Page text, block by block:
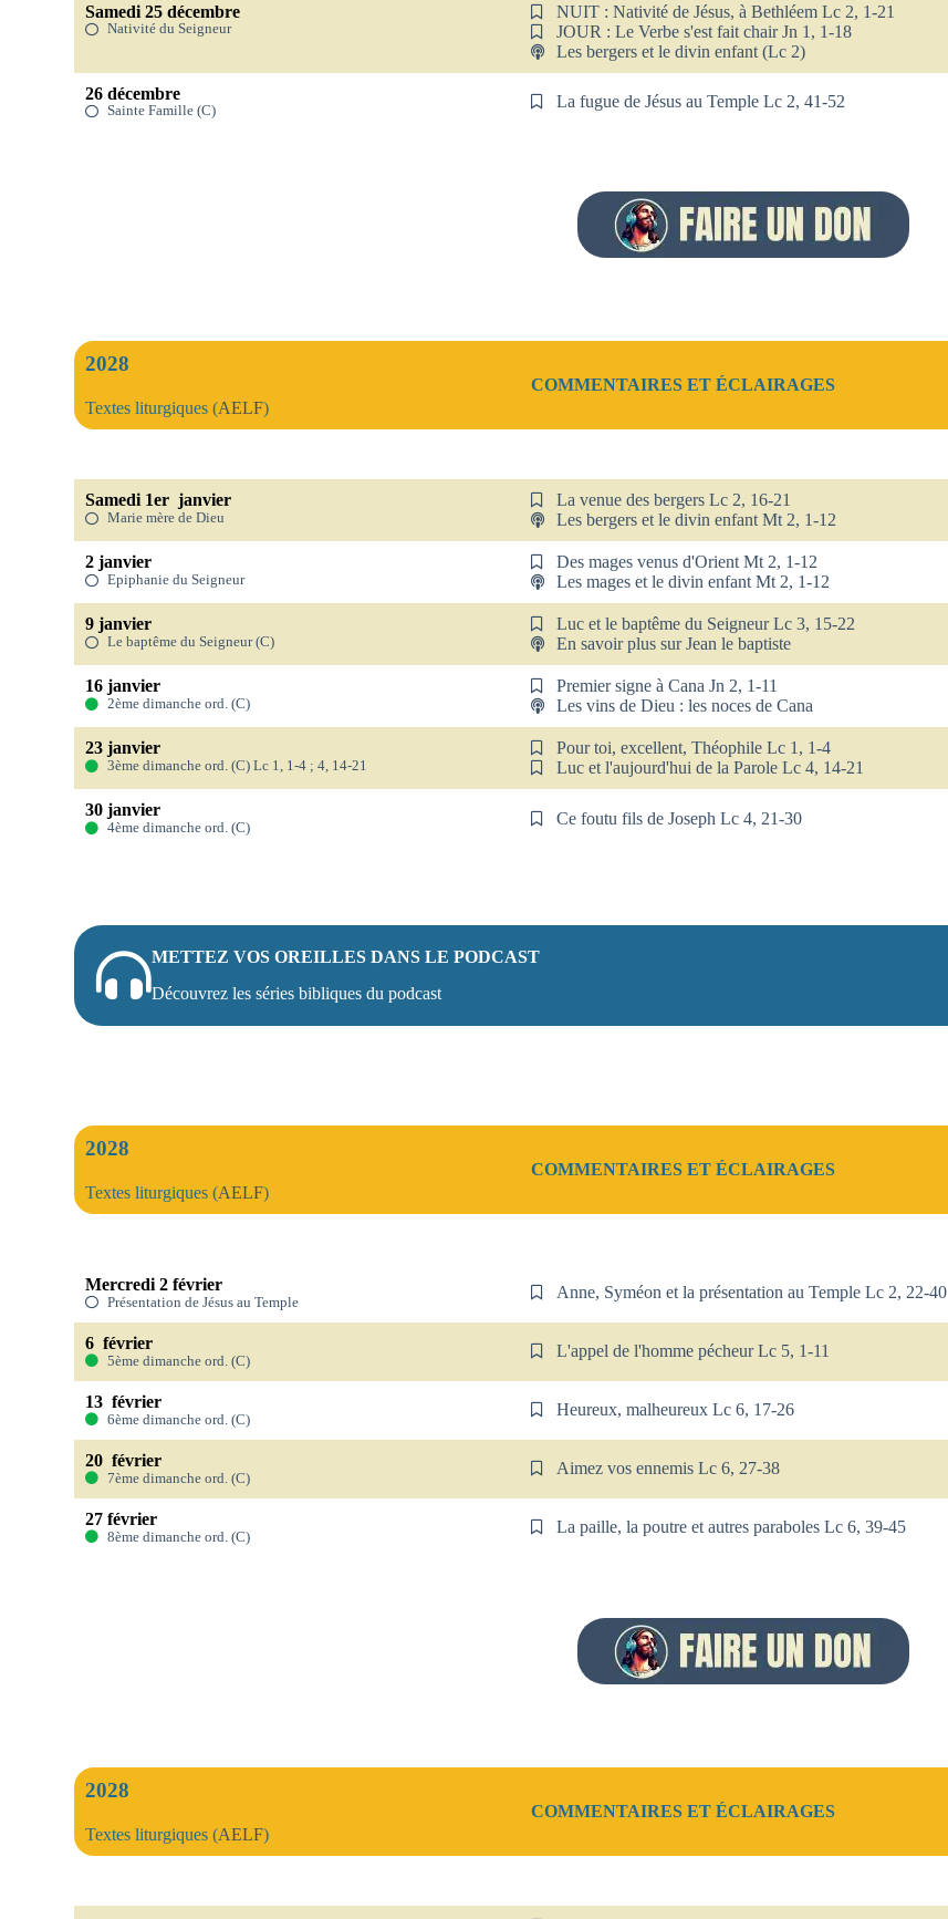
Samedi 25 décembre
Nativité du Seigneur
NUIT : Nativité de Jésus, à Bethléem Lc 2, 1-21
JOUR : Le Verbe s'est fait chair Jn 1, 1-18
Les bergers et le divin enfant (Lc 2)
26 décembre
Sainte Famille (C) La fugue de Jésus au Temple Lc 2, 41-52
2028
Textes liturgiques (AELF)
COMMENTAIRES ET ÉCLAIRAGES
Samedi 1er janvier
Marie mère de Dieu
La venue des bergers Lc 2, 16-21
Les bergers et le divin enfant Mt 2, 1-12
2 janvier
Epiphanie du Seigneur
Des mages venus d'Orient Mt 2, 1-12
Les mages et le divin enfant Mt 2, 1-12
9 janvier
Le baptême du Seigneur (C)
Luc et le baptême du Seigneur Lc 3, 15-22
En savoir plus sur Jean le baptiste
16 janvier
2ème dimanche ord. (C)
Premier signe à Cana Jn 2, 1-11
Les vins de Dieu : les noces de Cana
23 janvier
3ème dimanche ord. (C) Lc 1, 1-4 ; 4, 14-21
Pour toi, excellent, Théophile Lc 1, 1-4
Luc et l'aujourd'hui de la Parole Lc 4, 14-21
30 janvier
4ème dimanche ord. (C)
Ce foutu fils de Joseph Lc 4, 21-30
METTEZ VOS OREILLES DANS LE PODCAST
Découvrez les séries bibliques du podcast
2028
Textes liturgiques (AELF)
COMMENTAIRES ET ÉCLAIRAGES
Mercredi 2 février
Présentation de Jésus au Temple
Anne, Syméon et la présentation au Temple Lc 2, 22-40
6 février
5ème dimanche ord. (C)
L'appel de l'homme pécheur Lc 5, 1-11
13 février
6ème dimanche ord. (C)
Heureux, malheureux Lc 6, 17-26
20 février
7ème dimanche ord. (C)
Aimez vos ennemis Lc 6, 27-38
27 février
8ème dimanche ord. (C)
La paille, la poutre et autres paraboles Lc 6, 39-45
2028
Textes liturgiques (AELF)
COMMENTAIRES ET ÉCLAIRAGES